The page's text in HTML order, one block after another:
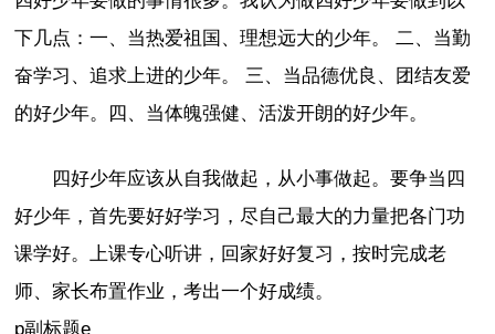
下几点：一、当热爱祖国、理想远大的少年。 二、当勤
奋学习、追求上进的少年。 三、当品德优良、团结友爱
的好少年。四、当体魄强健、活泼开朗的好少年。
四好少年应该从自我做起，从小事做起。要争当四
好少年，首先要好好学习，尽自己最大的力量把各门功
课学好。上课专心听讲，回家好好复习，按时完成老
师、家长布置作业，考出一个好成绩。
p副标题e